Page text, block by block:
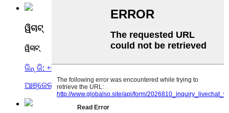
ୱିଚାଟ୍
ୱିଚାଟ୍
ଜିନ୍ ଜି: +୮୬ ୧୩୬୩୧୧୬୧୦୫୩
ଆଞ୍ଜେଲା: +୮୬ ୧୩୫୨୮୨୬୬୬୧୨